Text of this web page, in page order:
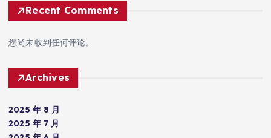
Recent Comments
您尚未收到任何评论。
Archives
2025 年 8 月
2025 年 7 月